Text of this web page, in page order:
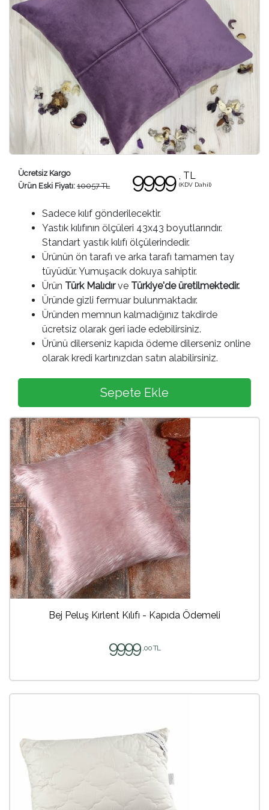
Ücretsiz Kargo
Ürün Eski Fiyatı: 10057 TL 9999 , TL
(KDV Dahil)
Sadece kılıf gönderilecektir.
Yastık kılıfının ölçüleri 43x43 boyutlarındır.
Standart yastık kılıfı ölçülerindedir.
Ürünün ön tarafı ve arka tarafı tamamen tay
tüyüdür. Yumuşacık dokuya sahiptir.
Ürün Türk Malıdırve Türkiye'de üretilmektedir.
Üründe gizli fermuar bulunmaktadır.
Üründen memnun kalmadığınız takdirde
ücretsiz olarak geri iade edebilirsiniz.
Ürünü dilerseniz kapıda ödeme dilerseniz online
olarak kredi kartınızdan satın alabilirsiniz.
Sepete Ekle
Bej Peluş Kırlent Kılıfı - Kapıda Ödemeli
9999 ,00 TL